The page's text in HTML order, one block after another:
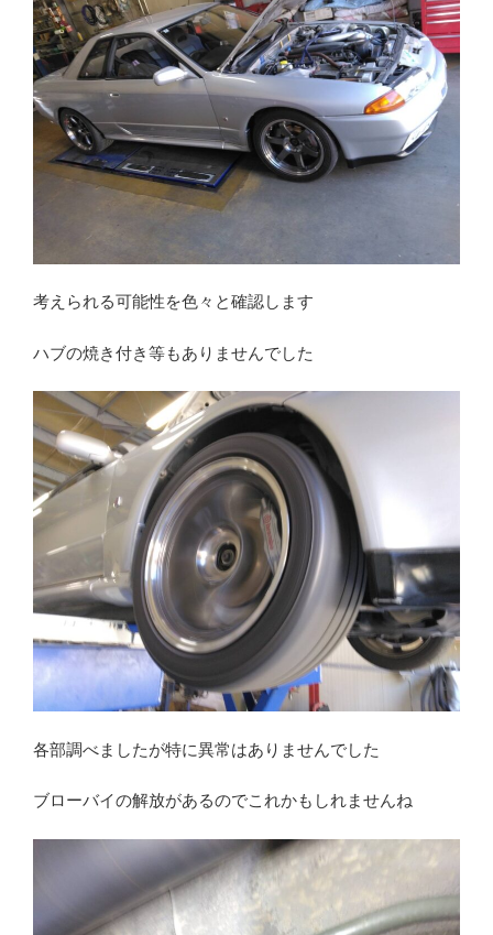
考えられる可能性を色々と確認します
ハブの焼き付き等もありませんでした
各部調べましたが特に異常はありませんでした
ブローバイの解放があるのでこれかもしれませんね